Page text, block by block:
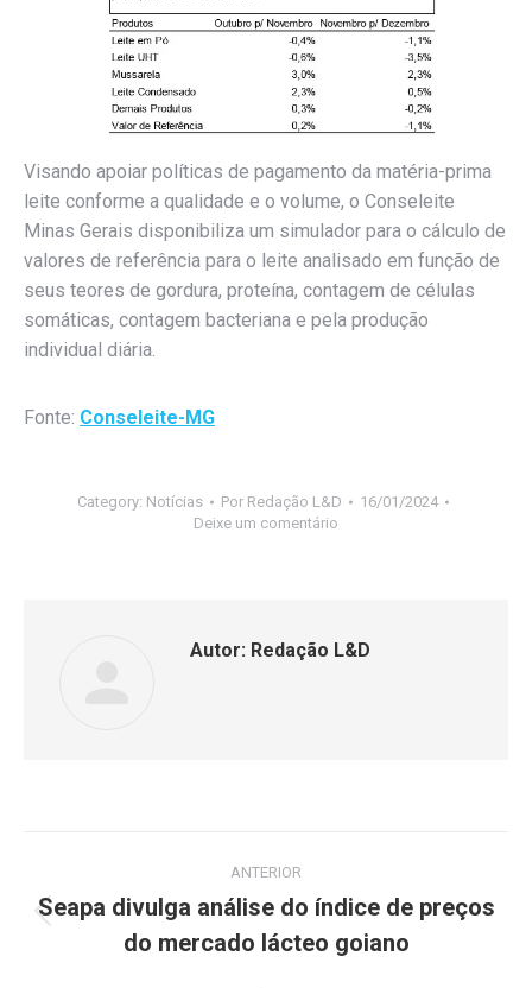
Visando apoiar políticas de pagamento da matéria-prima
leite conforme a qualidade e o volume, o Conseleite
Minas Gerais disponibiliza um simulador para o cálculo de
valores de referência para o leite analisado em função de
seus teores de gordura, proteína, contagem de células
somáticas, contagem bacteriana e pela produção
individual diária.
Fonte: Conseleite-MG
Category: Notícias Por Redação L&D
16/01/2024
Deixe um comentário
Autor: Redação L&D
ANTERIOR
Seapa divulga análise do índice de preços
do mercado lácteo goiano